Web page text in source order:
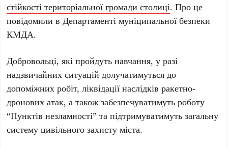
стійкості територіальної громади столиці. Про це
повідомили вДепартаменті муніципальної безпеки
КМДА.
Добровольці, які пройдуть навчання, у разі
надзвичайних ситуацій долучатимуться до
допоміжних робіт, ліквідації наслідків ракетно-
дронових атак, а також забезпечуватимуть роботу
“Пунктів незламності” та підтримуватимуть загальну
систему цивільного захисту міста.